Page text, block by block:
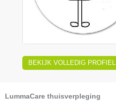
BEKIJK VOLLEDIG PROFIEL
LummaCare thuisverpleging